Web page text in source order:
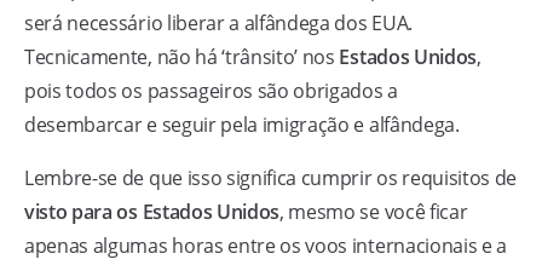
será necessário liberar a alfândega dos EUA.
Tecnicamente, não há ‘trânsito’ nos Estados Unidos,
pois todos os passageiros são obrigados a
desembarcar e seguir pela imigração e alfândega.
Lembre-se de que isso significa cumprir os requisitos de
visto para os Estados Unidos, mesmo se você ficar
apenas algumas horas entre os voos internacionais e a